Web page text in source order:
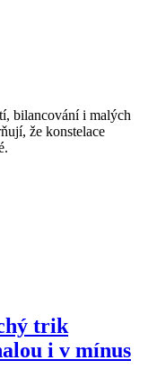
bilancování i malých
že konstelace
trik
i v mínus